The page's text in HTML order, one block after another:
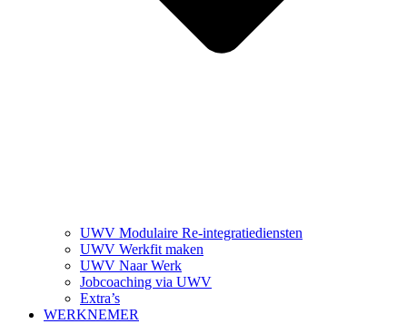
UWV Modulaire Re-integratiediensten
UWV Werkfit maken
UWV Naar Werk
Jobcoaching via UWV
Extra’s
WERKNEMER